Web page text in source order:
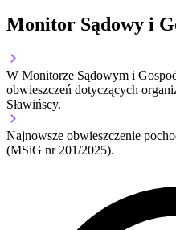
Monitor Sądowy i
W Monitorze Sądowym i
obwieszczeń dotyczących
Sławińscy.
Najnowsze obwieszczenie
(MSiG nr 201/2025).